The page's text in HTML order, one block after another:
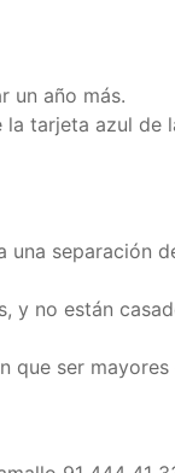
un año más.
tarjeta azul de
separación
y no están
que ser